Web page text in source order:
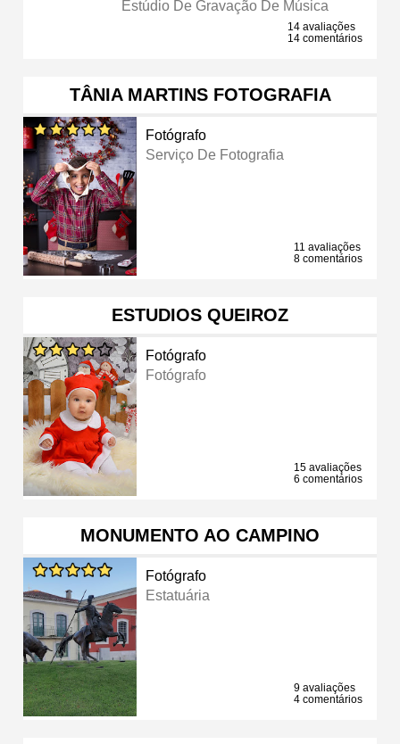
Estúdio De Gravação De Música
14 avaliações
14 comentários
TÂNIA MARTINS FOTOGRAFIA
Fotógrafo
Serviço De Fotografia
11 avaliações
8 comentários
ESTUDIOS QUEIROZ
Fotógrafo
Fotógrafo
15 avaliações
6 comentários
MONUMENTO AO CAMPINO
Fotógrafo
Estatuária
9 avaliações
4 comentários